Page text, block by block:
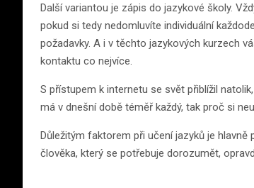
Další variantou je zápis do jazykové školy.
pokud si tedy nedomluvíte individuální
požadavky. A i v těchto jazykových kurzech
kontaktu co nejvíce.
S přístupem k internetu se svět přiblížil
má v dnešní době téměř každý, tak proč si
Důležitým faktorem při učení jazyků je
člověka, který se potřebuje dorozumět,